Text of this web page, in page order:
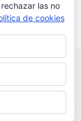
|Aviso legal
las no
de cookies